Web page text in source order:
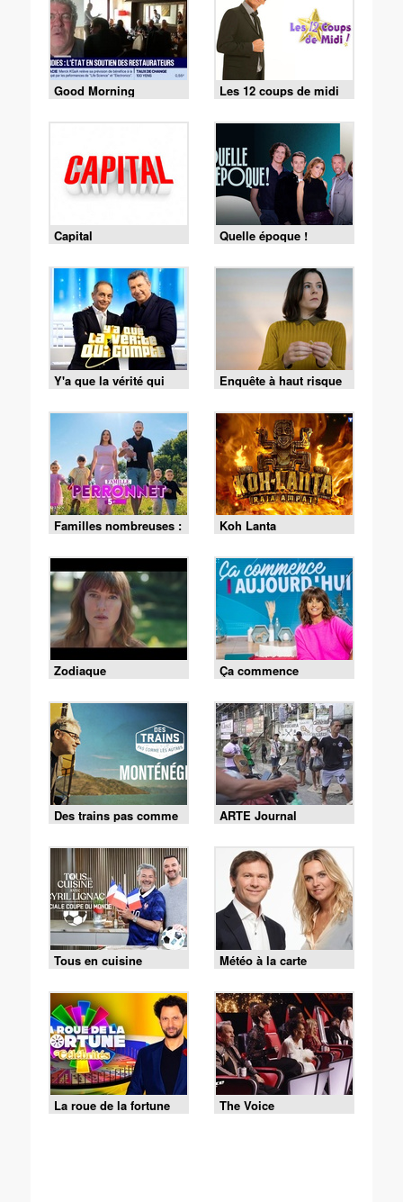
Good Morning
Business
Les 12 coups de midi
Capital Quelle époque !
Y'a que la vérité qui
compte
Enquête à haut risque
Familles nombreuses :
la vie en XXL
Koh Lanta
Zodiaque Ça commence
aujourd'hui
Des trains pas comme
les autres
ARTE Journal
Tous en cuisine Météo à la carte
La roue de la fortune The Voice